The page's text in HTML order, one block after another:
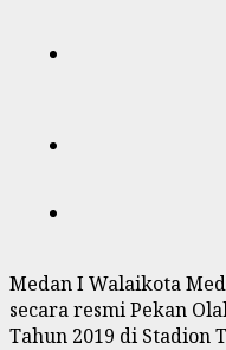
Medan I Walaikota
secara resmi Pekan
Tahun 2019 di Stadion